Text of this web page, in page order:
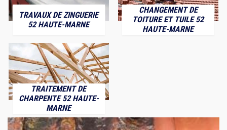
TRAVAUX DE ZINGUERIE
52 HAUTE-MARNE
CHANGEMENT DE
TOITURE ET TUILE 52
HAUTE-MARNE
TRAITEMENT DE
CHARPENTE 52 HAUTE-
MARNE